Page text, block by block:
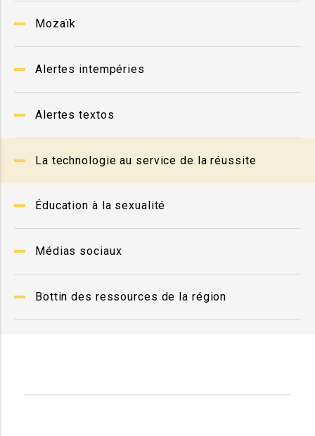
Mozaïk
Alertes intempéries
Alertes textos
La technologie au service de la réussite
Éducation à la sexualité
Médias sociaux
Bottin des ressources de la région